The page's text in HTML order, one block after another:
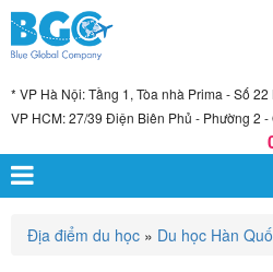
* VP Hà Nội: Tầng 1, Tòa nhà Prima - Số
VP HCM: 27/39 Điện Biên Phủ - Phường 2 -
Địa điểm du học » Du học Hàn